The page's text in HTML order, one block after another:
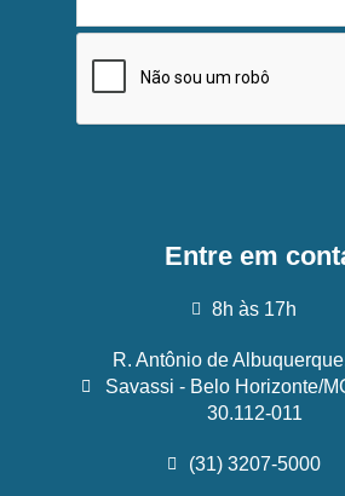
Entre em
8h às 17h
R. Antônio de
Savassi - Belo Horizonte/
30.112-011
(31) 3207-5000